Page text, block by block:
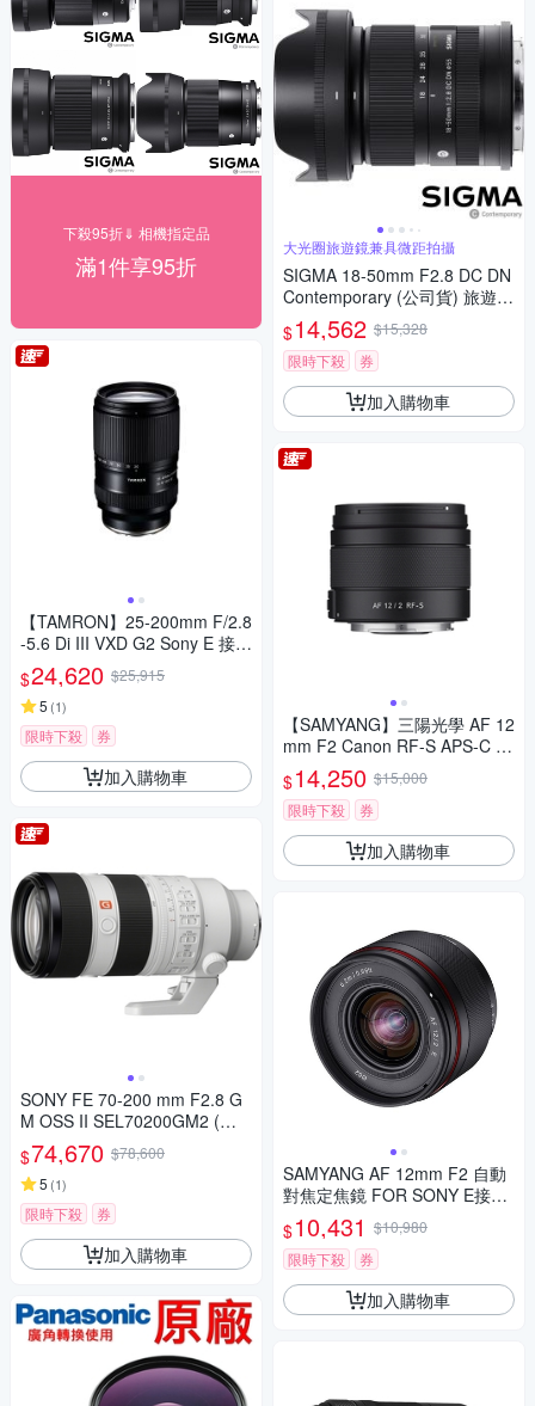
下殺95折⇓ 相機指定品
滿1件享95折
【TAMRON】25-200mm F/2.8
-5.6 Di III VXD G2 Sony E 接環
(A075) 公司貨
$24,620 $25,915
5 (1)
限時下殺 券
加入購物車
SONY FE 70-200 mm F2.8 G
M OSS II SEL70200GM2 (公
司貨)
$74,670 $78,600
5 (1)
限時下殺 券
加入購物車
大光圈旅遊鏡兼具微距拍攝
SIGMA 18-50mm F2.8 DC DN
Contemporary (公司貨) 旅遊鏡
APS-C 無反微單眼專用鏡頭
$14,562 $15,328
限時下殺
券
加入購物車
【SAMYANG】三陽光學 AF 12
mm F2 Canon RF-S APS-C 自
動對焦鏡頭 公司貨
$14,250 $15,000
限時下殺
券
加入購物車
SAMYANG AF 12mm F2 自動
對焦定焦鏡 FOR SONY E接環
(公司貨)
$10,431 $10,980
限時下殺
券
加入購物車